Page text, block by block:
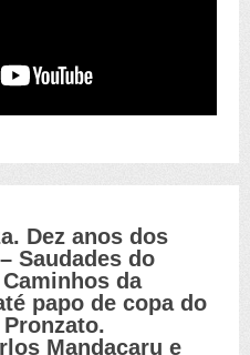
Novo Germinal,Vídeos
Dez anos dos
Saudades do
da
papo de copa do
Mandacaru e